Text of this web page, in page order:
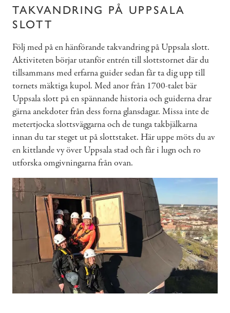
TAKVANDRING PÅ UPPSALA
SLOTT
Följ med på en hänförande takvandring på Uppsala slott.
Aktiviteten börjar utanför entrén till slottstornet där du
tillsammans med erfarna guider sedan får ta dig upp till
tornets mäktiga kupol. Med anor från 1700-talet bär
Uppsala slott på en spännande historia och guiderna drar
gärna anekdoter från dess forna glansdagar. Missa inte de
metertjocka slottsväggarna och de tunga takbjälkarna
innan du tar steget ut på slottstaket. Här uppe möts du av
en kittlande vy över Uppsala stad och får i lugn och ro
utforska omgivningarna från ovan.